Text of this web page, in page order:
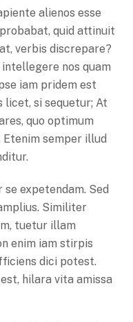
alienos esse
quid attinuit
verbis discrepare?
nos quam
iam pridem est
licet, si sequetur; At
quo optimum
Etenim semper illud
expetendam. Sed
Similiter
tuetur illam
enim iam stirpis
dici potest.
hilara vita amissa